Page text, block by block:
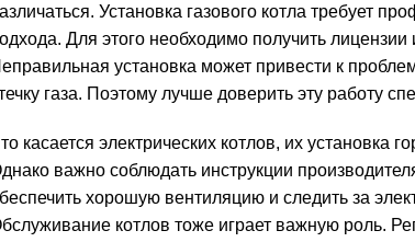
Установка газового котла требует
Для этого необходимо получить
установка может привести к
газа. Поэтому лучше доверить эту работу
касается электрических котлов, их установка
важно соблюдать инструкции
хорошую вентиляцию и следить за
котлов тоже играет важную роль.